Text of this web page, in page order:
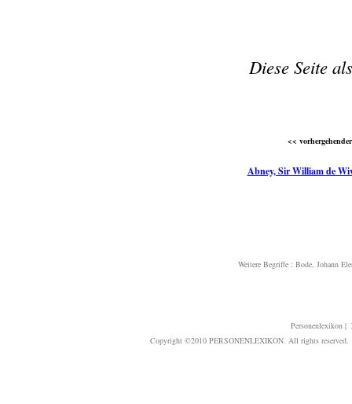
Diese Seite
<<
Abney, Sir William de
Weitere Begriffe : Bode, Johann
Personenlexikon|
Copyright ©2010 PERSONENLEXIKON. All rights